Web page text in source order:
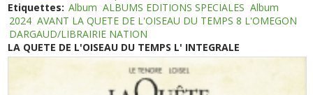
Etiquettes: Album ALBUMS EDITIONS SPECIALES Album
2024 AVANT LA QUETE DE L'OISEAU DU TEMPS 8 L'OMEGON
DARGAUD/LIBRAIRIE NATION
LA QUETE DE L'OISEAU DU TEMPS L' INTEGRALE